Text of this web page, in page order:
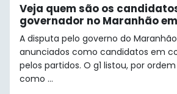
Veja quem são os
governador no Maranhão
A disputa pelo governo do
anunciados como candidatos em
pelos partidos. O g1 listou, por
como ...